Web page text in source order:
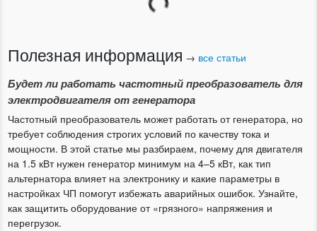
Полезная информация → все статьи
Будет ли работать частотный преобразователь для
электродвигателя от генератора
Частотный преобразователь может работать от генератора, но
требует соблюдения строгих условий по качеству тока и
мощности. В этой статье мы разбираем, почему для двигателя
на 1.5 кВт нужен генератор минимум на 4–5 кВт, как тип
альтернатора влияет на электронику и какие параметры в
настройках ЧП помогут избежать аварийных ошибок. Узнайте,
как защитить оборудование от «грязного» напряжения и
перегрузок.